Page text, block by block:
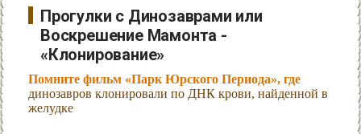
Прогулки с Динозаврами или
Воскрешение Мамонта -
«Клонирование»
Помните фильм «Парк Юрского Периода», где
динозавров клонировали по ДНК крови, найденной в
желудке